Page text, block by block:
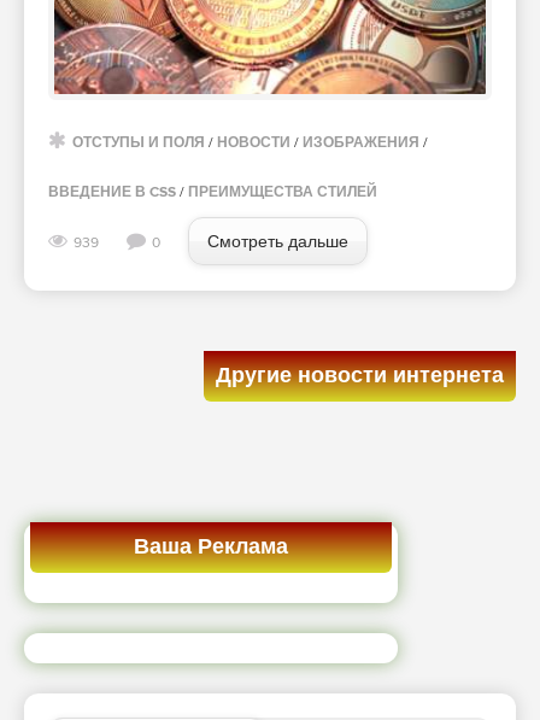
ОТСТУПЫ И ПОЛЯ / НОВОСТИ / ИЗОБРАЖЕНИЯ /
ВВЕДЕНИЕ В CSS / ПРЕИМУЩЕСТВА СТИЛЕЙ
939 0 Смотреть дальше
Другие новости интернета
Ваша Реклама